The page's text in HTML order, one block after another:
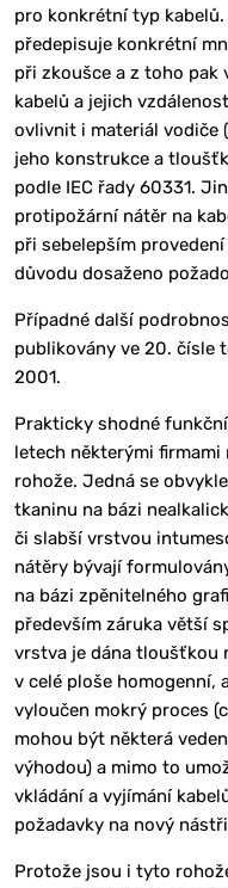
pro konkrétní typ
předepisuje konkrétní
při zkoušce a z toho pak
kabelů a jejich
ovlivnit i materiál vodiče
jeho konstrukce a
podle IEC řady 60331.
protipožární nátěr na
při sebelepším
důvodu dosaženo
Případné další
publikovány ve 20. čísle
2001.
Prakticky shodné
letech některými
rohože. Jedná se
tkaninu na bázi
či slabší vrstvou
nátěry bývají
na bázi zpěnitelného
především záruka větší
vrstva je dána tloušťkou
v celé ploše homogenní,
vyloučen mokrý proces
mohou být některá
výhodou) a mimo to
vkládání a vyjímání
požadavky na nový
Protože jsou i tyto